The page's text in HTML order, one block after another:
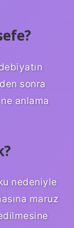
sonra
anlama
nedeniyle
maruz